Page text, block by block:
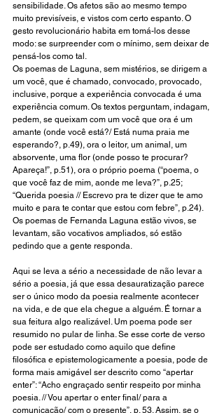
sensibilidade. Os afetos são ao mesmo tempo
muito previsíveis, e vistos com certo espanto. O
gesto revolucionário habita em tomá-los desse
modo: se surpreender com o mínimo, sem deixar de
pensá-los como tal.
Os poemas de Laguna, sem mistérios, se dirigem a
um você, que é chamado, convocado, provocado,
inclusive, porque a experiência convocada é uma
experiência comum. Os textos perguntam, indagam,
pedem, se queixam com um você que ora é um
amante (onde você está?/ Está numa praia me
esperando?, p.49), ora o leitor, um animal, um
absorvente, uma flor (onde posso te procurar?
Apareça!”, p.51), ora o próprio poema (“poema, o
que você faz de mim, aonde me leva?”, p.25;
“Querida poesia // Escrevo pra te dizer que te amo
muito e para te contar que estou com febre”, p.24).
Os poemas de Fernanda Laguna estão vivos, se
levantam, são vocativos ampliados, só estão
pedindo que a gente responda.
Aqui se leva a sério a necessidade de não levar a
sério a poesia, já que essa desauratização parece
ser o único modo da poesia realmente acontecer
na vida, e de que ela chegue a alguém. É tornar a
sua feitura algo realizável. Um poema pode ser
resumido no pular de linha. Se esse corte de verso
pode ser estudado como aquilo que define
filosófica e epistemologicamente a poesia, pode de
forma mais amigável ser descrito como “apertar
enter”: “Acho engraçado sentir respeito por minha
poesia. // Vou apertar o enter final/ para a
comunicação/ com o presente”, p. 53. Assim, se o